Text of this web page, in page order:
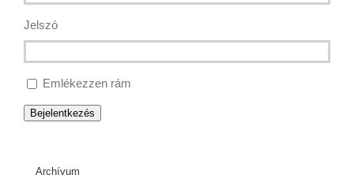
Jelszó
Emlékezzen rám
Bejelentkezés
Archívum